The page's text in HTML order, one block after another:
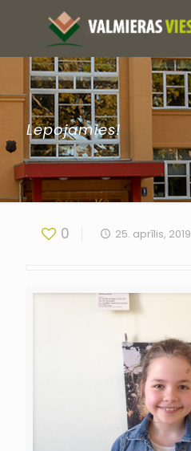
Lepojamies!
0 25. aprīlis, 2019